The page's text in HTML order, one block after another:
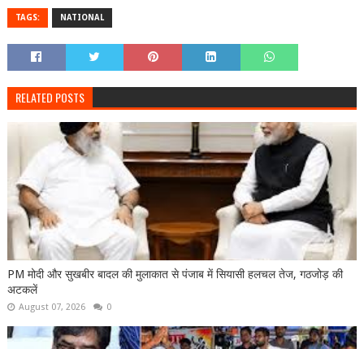
TAGS: NATIONAL
RELATED POSTS
PM मोदी और सुखबीर बादल की मुलाकात से पंजाब में सियासी हलचल तेज, गठजोड़ की
अटकलें
August 07, 2026 0